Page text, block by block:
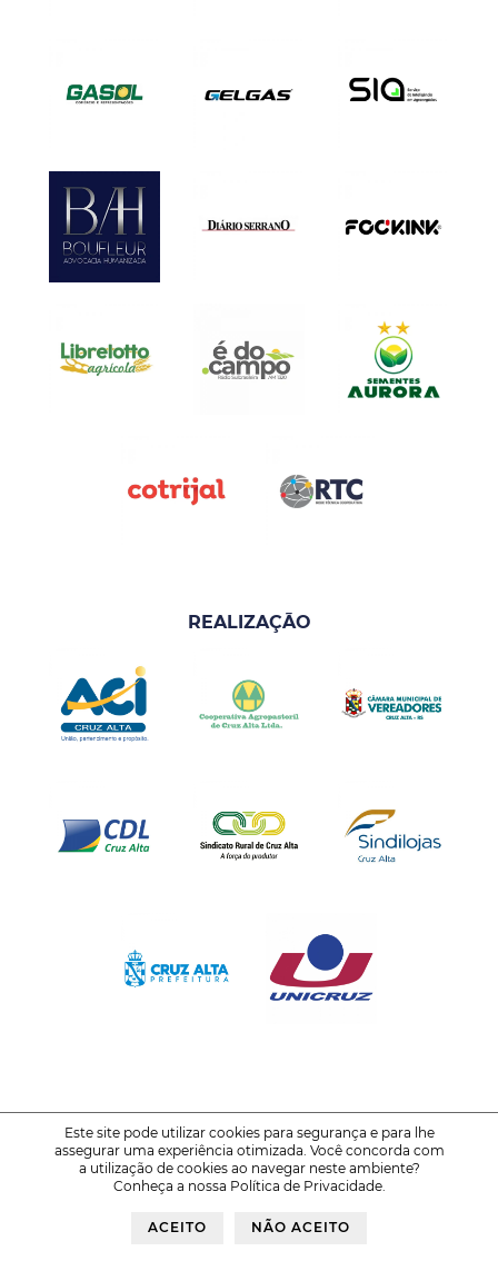
REALIZAÇÃO
© 2021-2026FENATRIGO - Feira Nacional do Trigo
Política de Privacidade Voltar ao Topo
Este site pode utilizar cookies para segurança e para lhe
assegurar uma experiência otimizada. Você concorda com
a utilização de cookies ao navegar neste ambiente?
Conheça a nossa Política de Privacidade.
ACEITO NÃO ACEITO